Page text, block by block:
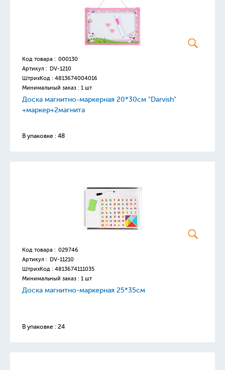
Код товара : 000130
Артикул : DV-1210
ШтрихКод : 4813674004016
Минимальный заказ : 1 шт
Доска магнитно-маркерная 20*30см "Darvish"
+маркер+2магнита
В упаковке : 48
Код товара : 029746
Артикул : DV-11210
ШтрихКод : 4813674111035
Минимальный заказ : 1 шт
Доска магнитно-маркерная 25*35см
В упаковке : 24